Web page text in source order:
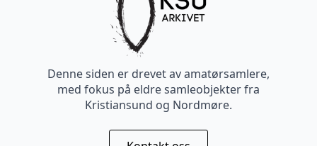
Denne siden er drevet av amatørsamlere,
med fokus på eldre samleobjekter fra
Kristiansund og Nordmøre.